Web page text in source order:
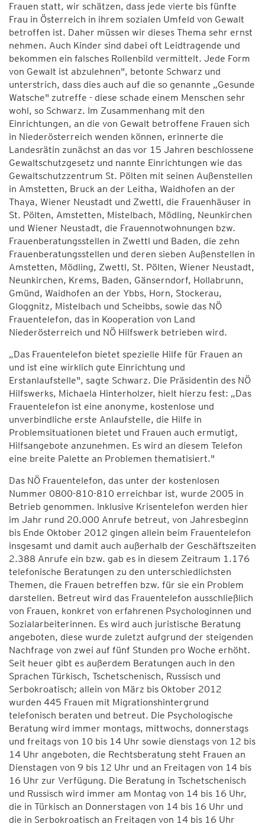
Frauen statt, wir schätzen, dass jede vierte bis fünfte
Frau in Österreich in ihrem sozialen Umfeld von Gewalt
betroffen ist. Daher müssen wir dieses Thema sehr ernst
nehmen. Auch Kinder sind dabei oft Leidtragende und
bekommen ein falsches Rollenbild vermittelt. Jede Form
von Gewalt ist abzulehnen", betonte Schwarz und
unterstrich, dass dies auch auf die so genannte „Gesunde
Watsche" zutreffe - diese schade einem Menschen sehr
wohl, so Schwarz. Im Zusammenhang mit den
Einrichtungen, an die von Gewalt betroffene Frauen sich
in Niederösterreich wenden können, erinnerte die
Landesrätin zunächst an das vor 15 Jahren beschlossene
Gewaltschutzgesetz und nannte Einrichtungen wie das
Gewaltschutzzentrum St. Pölten mit seinen Außenstellen
in Amstetten, Bruck an der Leitha, Waidhofen an der
Thaya, Wiener Neustadt und Zwettl, die Frauenhäuser in
St. Pölten, Amstetten, Mistelbach, Mödling, Neunkirchen
und Wiener Neustadt, die Frauennotwohnungen bzw.
Frauenberatungsstellen in Zwettl und Baden, die zehn
Frauenberatungsstellen und deren sieben Außenstellen in
Amstetten, Mödling, Zwettl, St. Pölten, Wiener Neustadt,
Neunkirchen, Krems, Baden, Gänserndorf, Hollabrunn,
Gmünd, Waidhofen an der Ybbs, Horn, Stockerau,
Gloggnitz, Mistelbach und Scheibbs, sowie das NÖ
Frauentelefon, das in Kooperation von Land
Niederösterreich und NÖ Hilfswerk betrieben wird.
„Das Frauentelefon bietet spezielle Hilfe für Frauen an
und ist eine wirklich gute Einrichtung und
Erstanlaufstelle", sagte Schwarz. Die Präsidentin des NÖ
Hilfswerks, Michaela Hinterholzer, hielt hierzu fest: „Das
Frauentelefon ist eine anonyme, kostenlose und
unverbindliche erste Anlaufstelle, die Hilfe in
Problemsituationen bietet und Frauen auch ermutigt,
Hilfsangebote anzunehmen. Es wird an diesem Telefon
eine breite Palette an Problemen thematisiert."
Das NÖ Frauentelefon, das unter der kostenlosen
Nummer 0800-810-810 erreichbar ist, wurde 2005 in
Betrieb genommen. Inklusive Krisentelefon werden hier
im Jahr rund 20.000 Anrufe betreut, von Jahresbeginn
bis Ende Oktober 2012 gingen allein beim Frauentelefon
insgesamt und damit auch außerhalb der Geschäftszeiten
2.388 Anrufe ein bzw. gab es in diesem Zeitraum 1.176
telefonische Beratungen zu den unterschiedlichsten
Themen, die Frauen betreffen bzw. für sie ein Problem
darstellen. Betreut wird das Frauentelefon ausschließlich
von Frauen, konkret von erfahrenen Psychologinnen und
Sozialarbeiterinnen. Es wird auch juristische Beratung
angeboten, diese wurde zuletzt aufgrund der steigenden
Nachfrage von zwei auf fünf Stunden pro Woche erhöht.
Seit heuer gibt es außerdem Beratungen auch in den
Sprachen Türkisch, Tschetschenisch, Russisch und
Serbokroatisch; allein von März bis Oktober 2012
wurden 445 Frauen mit Migrationshintergrund
telefonisch beraten und betreut. Die Psychologische
Beratung wird immer montags, mittwochs, donnerstags
und freitags von 10 bis 14 Uhr sowie dienstags von 12 bis
14 Uhr angeboten, die Rechtsberatung steht Frauen an
Dienstagen von 9 bis 12 Uhr und an Freitagen von 14 bis
16 Uhr zur Verfügung. Die Beratung in Tschetschenisch
und Russisch wird immer am Montag von 14 bis 16 Uhr,
die in Türkisch an Donnerstagen von 14 bis 16 Uhr und
die in Serbokroatisch an Freitagen von 14 bis 16 Uhr